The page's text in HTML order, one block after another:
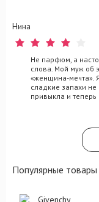
Нина
Не парфюм, а
слова. Мой муж об
«женщина-мечта».
сладкие запахи
привыкла и теперь
Популярные товары